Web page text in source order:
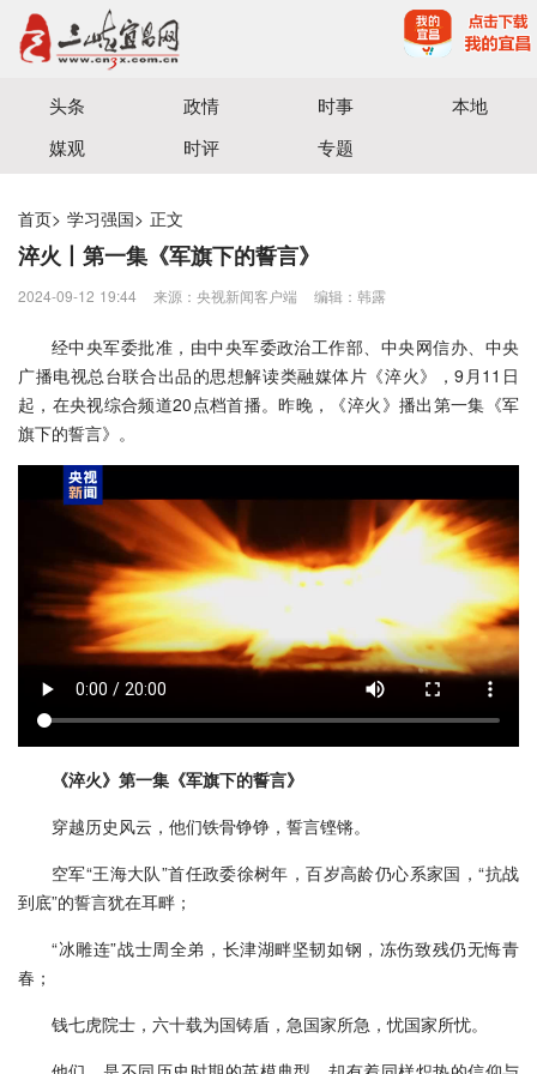
宜昌三峡融媒体中心主办
头条 政情 时事
本地
媒观
时评 专题
首页> 学习强国> 正文
淬火丨第一集《军旗下的誓言》
2024-09-12 19:44 来源：央视新闻客户端 编辑：韩露
经中央军委批准，由中央军委政治工作部、中央网信办、中央
广播电视总台联合出品的思想解读类融媒体片《淬火》，9月11日
起，在央视综合频道20点档首播。昨晚，《淬火》播出第一集《军
旗下的誓言》。
《淬火》第一集《军旗下的誓言》
穿越历史风云，他们铁骨铮铮，誓言铿锵。
空军“王海大队”首任政委徐树年，百岁高龄仍心系家国，“抗战
到底”的誓言犹在耳畔；
“冰雕连”战士周全弟，长津湖畔坚韧如钢，冻伤致残仍无悔青
春；
钱七虎院士，六十载为国铸盾，急国家所急，忧国家所忧。